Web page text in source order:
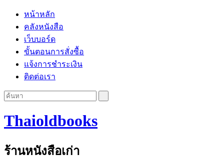
หน้าหลัก
คลังหนังสือ
เว็บบอร์ด
ขั้นตอนการสั่งซื้อ
แจ้งการชำระเงิน
ติดต่อเรา
Thaioldbooks
ร้านหนังสือเก่า